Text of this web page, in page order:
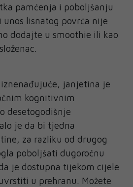
pamćenja i poboljšanju
unos lisnatog povrća nije
dodajte u smoothie ili kao
janjetina je
kognitivnim
desetogodišnje
je da bi tjedna
za razliku od drugog
poboljšati dugoročnu
je dostupna tijekom cijele
u prehranu. Možete